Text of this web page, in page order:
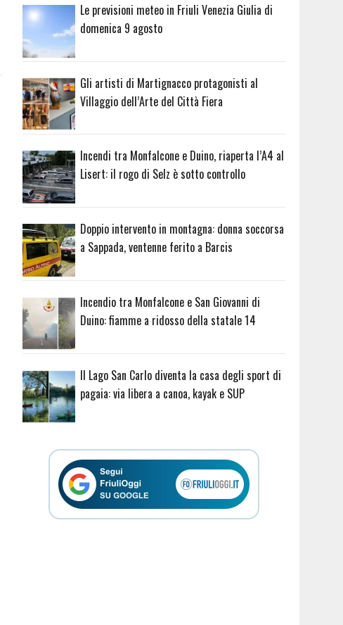
Le previsioni meteo in Friuli Venezia Giulia di
domenica 9 agosto
Gli artisti di Martignacco protagonisti al
Villaggio dell’Arte del Città Fiera
Incendi tra Monfalcone e Duino, riaperta l’A4 al
Lisert: il rogo di Selz è sotto controllo
Doppio intervento in montagna: donna soccorsa
a Sappada, ventenne ferito a Barcis
Incendio tra Monfalcone e San Giovanni di
Duino: fiamme a ridosso della statale 14
Il Lago San Carlo diventa la casa degli sport di
pagaia: via libera a canoa, kayak e SUP